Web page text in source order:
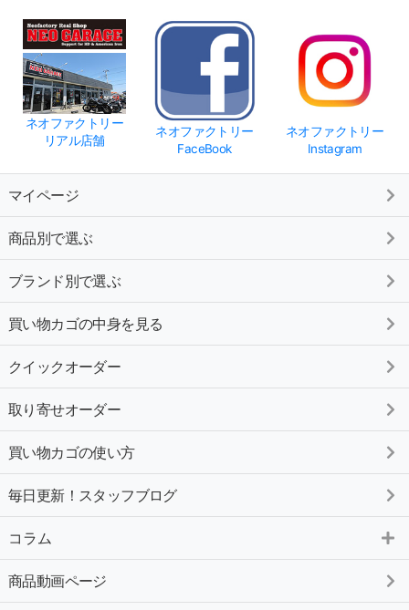
ネオファクトリー
リアル店舗
ネオファクトリー
FaceBook
ネオファクトリー
Instagram
マイページ
商品別で選ぶ
ブランド別で選ぶ
買い物カゴの中身を見る
クイックオーダー
取り寄せオーダー
買い物カゴの使い方
毎日更新！スタッフブログ
コラム
商品動画ページ